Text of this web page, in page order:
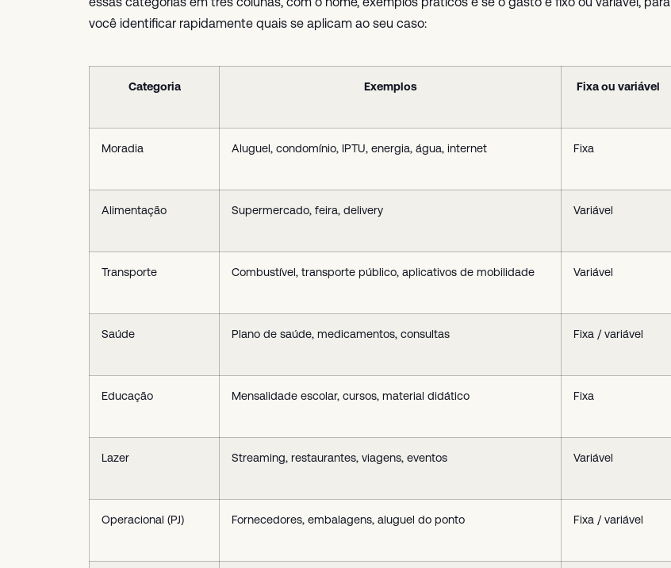
você identificar rapidamente quais se aplicam ao seu caso:
Categoria Exemplos Fixa ou variável
Moradia Aluguel, condomínio, IPTU, energia, água, internet Fixa
Alimentação Supermercado, feira, delivery Variável
Transporte Combustível, transporte público, aplicativos de mobilidade Variável
Saúde Plano de saúde, medicamentos, consultas Fixa / variável
Educação Mensalidade escolar, cursos, material didático Fixa
Lazer Streaming, restaurantes, viagens, eventos Variável
Operacional (PJ) Fornecedores, embalagens, aluguel do ponto Fixa / variável